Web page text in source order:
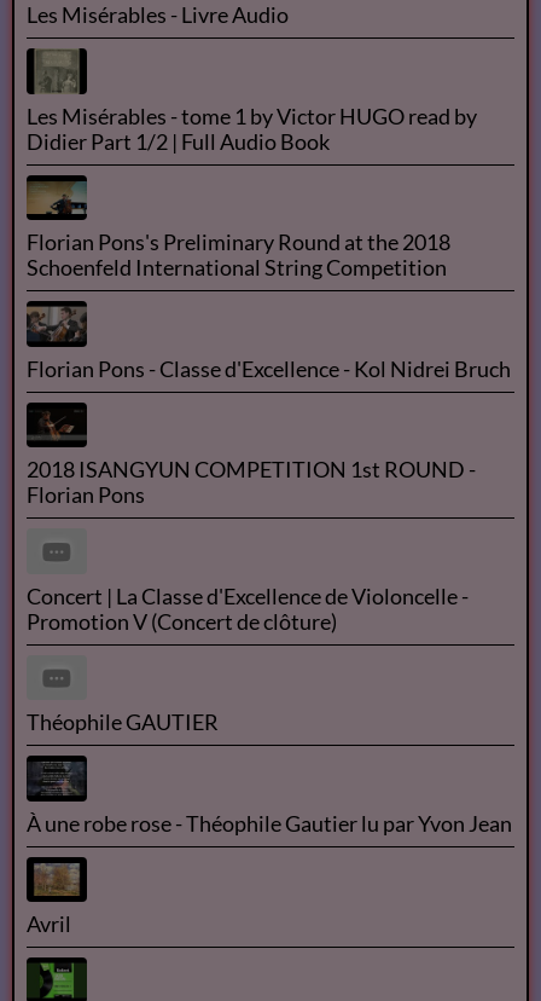
Les Misérables - Livre Audio
Les Misérables - tome 1 by Victor HUGO read by
Didier Part 1/2 | Full Audio Book
Florian Pons's Preliminary Round at the 2018
Schoenfeld International String Competition
Florian Pons - Classe d'Excellence - Kol Nidrei Bruch
2018 ISANGYUN COMPETITION 1st ROUND -
Florian Pons
Concert | La Classe d'Excellence de Violoncelle -
Promotion V (Concert de clôture)
Théophile GAUTIER
À une robe rose - Théophile Gautier lu par Yvon Jean
Avril